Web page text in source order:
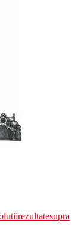
rezultatesupra